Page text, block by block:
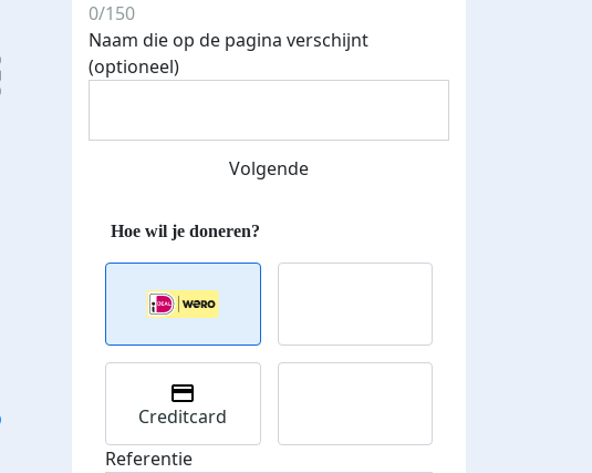
0/150
Naam die op de pagina verschijnt
(optioneel)
Volgende
Creditcard
Referentie